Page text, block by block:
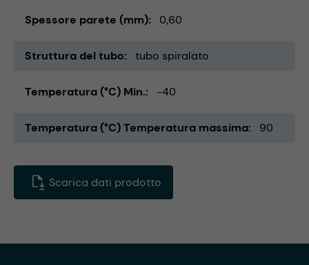
Spessore parete (mm) 0,60
Struttura del tubo tubo spiralato
Temperatura (°C) Min. -40
Temperatura (°C) Temperatura massima 90
Scarica dati prodotto